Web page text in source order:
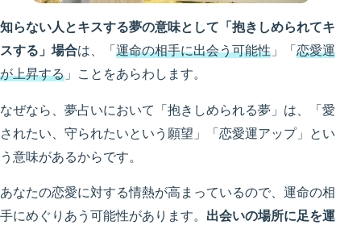
知らない人とキスする夢の意味として「抱きしめられてキ
スする」場合は、「 運命の相手に出会う可能性 」「 恋愛運
が上昇する 」ことをあらわします。
なぜなら、夢占いにおいて「抱きしめられる夢」は、「愛
されたい、守られたいという願望」「恋愛運アップ」とい
う意味があるからです。
あなたの恋愛に対する情熱が高まっているので、運命の相
手にめぐりあう可能性があります。 出会いの場所に足を運